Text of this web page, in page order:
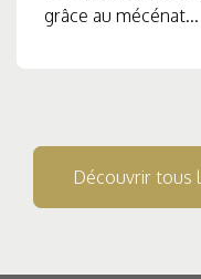
grâce au mécénat...
Découvrir tous